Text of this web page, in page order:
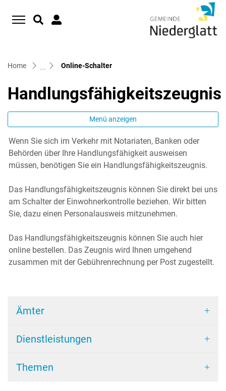
Home Online-Schalter(ausgewählt)
Handlungsfähigkeitszeugnis
Menü anzeigen
Wenn Sie sich im Verkehr mit Notariaten, Banken oder
Behörden über Ihre Handlungsfähigkeit ausweisen
müssen, benötigen Sie ein Handlungsfähigkeitszeugnis.
Das Handlungsfähigkeitszeugnis können Sie direkt bei uns
am Schalter der Einwohnerkontrolle beziehen. Wir bitten
Sie, dazu einen Personalausweis mitzunehmen.
Das Handlungsfähigkeitszeugnis können Sie auch hier
online bestellen. Das Zeugnis wird Ihnen umgehend
zusammen mit der Gebührenrechnung per Post zugestellt.
Zugehörige Objekte
Ämter
Dienstleistungen
Themen